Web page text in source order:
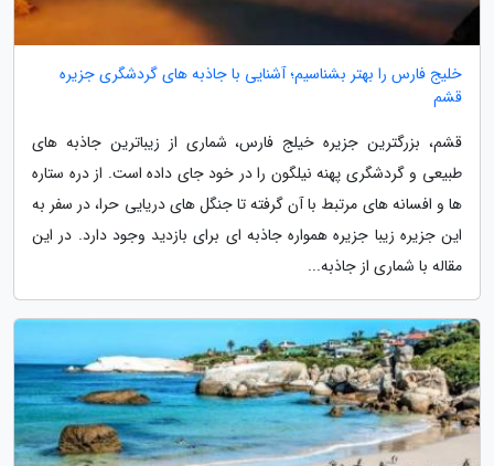
خلیج فارس را بهتر بشناسیم؛ آشنایی با جاذبه های گردشگری جزیره
قشم
قشم، بزرگترین جزیره خیلج فارس، شماری از زیباترین جاذبه های
طبیعی و گردشگری پهنه نیلگون را در خود جای داده است. از دره ستاره
ها و افسانه های مرتبط با آن گرفته تا جنگل های دریایی حرا، در سفر به
این جزیره زیبا جزیره همواره جاذبه ای برای بازدید وجود دارد. در این
مقاله با شماری از جاذبه...